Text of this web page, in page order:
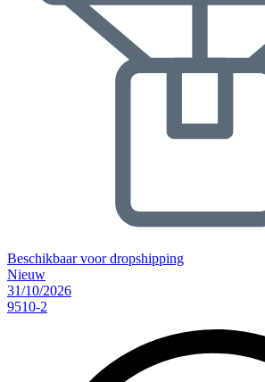
Beschikbaar voor dropshipping
Nieuw
31/10/2026
9510-2